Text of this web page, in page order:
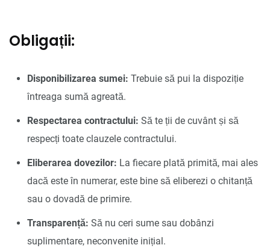
Obligații:
Disponibilizarea sumei: Trebuie să pui la dispoziție
întreaga sumă agreată.
Respectarea contractului: Să te ții de cuvânt și să
respecți toate clauzele contractului.
Eliberarea dovezilor: La fiecare plată primită, mai ales
dacă este în numerar, este bine să eliberezi o chitanță
sau o dovadă de primire.
Transparență: Să nu ceri sume sau dobânzi
suplimentare, neconvenite inițial.